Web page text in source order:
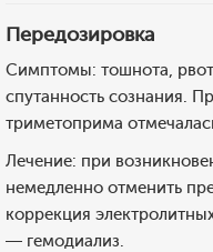
Передозировка
Симптомы: тошнота,
спутанность сознания.
триметоприма
Лечение: при
немедленно отменить
коррекция
— гемодиализ.